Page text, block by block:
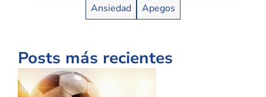
Ansiedad
Apegos
Posts más recientes